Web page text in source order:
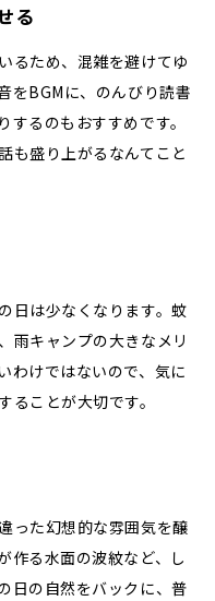
る
るため、混雑を避けてゆ
をBGMに、のんびり読書
るのもおすすめです。
も盛り上がるなんてこと
日は少なくなります。蚊
雨キャンプの大きなメリ
わけではないので、気に
ことが大切です。
った幻想的な雰囲気を醸
作る水面の波紋など、し
日の自然をバックに、普